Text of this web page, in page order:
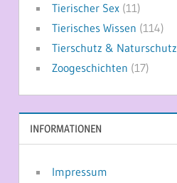
Tierischer Sex(11)
Tierisches Wissen (114)
Tierschutz & Naturschutz
Zoogeschichten (17)
INFORMATIONEN
Impressum